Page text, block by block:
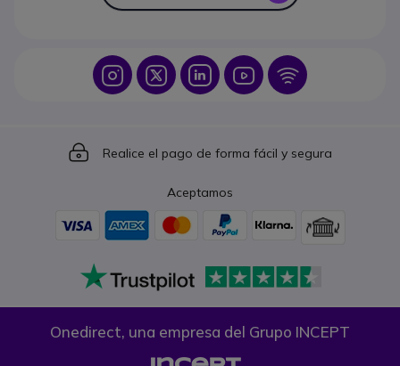
Icon IconIcon Icon Icon
Icon
Realice el pago de forma fácil y segura
Aceptamos
Onedirect, una empresa del Grupo INCEPT